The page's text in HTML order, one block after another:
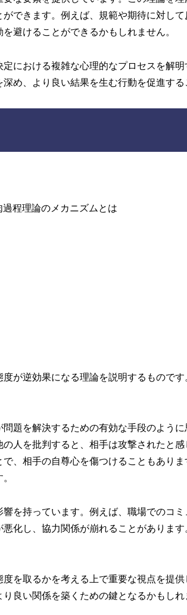
できます。例えば、規範や期待に対し
避けることができるかもしれません。
における複雑な心理的なプロセスを解
め、より良い結果を生む行動を促進する
が逆効果になる理論を説明するもので
題を解決するための有効な手段のよう
人を批判すると、相手は攻撃されたと
、相手の自尊心を傷つけることもあり
を持っています。例えば、職場でのコ
化し、協力関係が崩れることがありま
を取るかを考える上で重要な視点を提
良い関係を築くための鍵となるかもしれ